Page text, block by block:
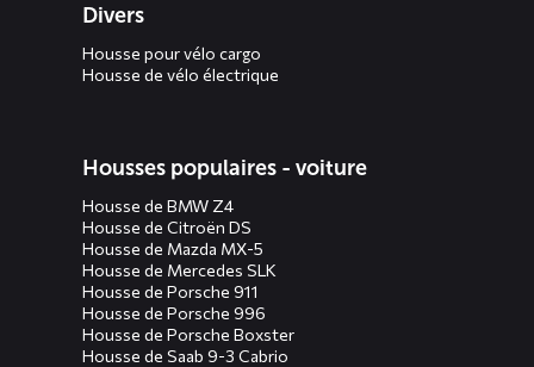
Divers
Housse pour vélo cargo
Housse de vélo électrique
Housses populaires - voiture
Housse de BMW Z4
Housse de Citroën DS
Housse de Mazda MX-5
Housse de Mercedes SLK
Housse de Porsche 911
Housse de Porsche 996
Housse de Porsche Boxster
Housse de Saab 9-3 Cabrio